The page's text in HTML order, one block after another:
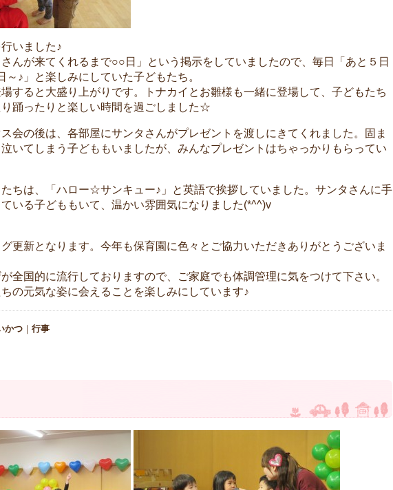
いました♪
んが来てくれるまで○○日」という掲示をしていましたので、毎日「あと５日
～♪」と楽しみにしていた子どもたち。
すると大盛り上がりです。トナカイとお雛様も一緒に登場して、子どもたち
踊ったりと楽しい時間を過ごしました☆
会の後は、各部屋にサンタさんがプレゼントを渡しにきてくれました。固ま
いてしまう子どももいましたが、みんなプレゼントはちゃっかりもらってい
ちは、「ハロー☆サンキュー♪」と英語で挨拶していました。サンタさんに手
いる子どももいて、温かい雰囲気になりました(*^^)v
更新となります。今年も保育園に色々とご協力いただきありがとうございま
全国的に流行しておりますので、ご家庭でも体調管理に気をつけて下さい。
の元気な姿に会えることを楽しみにしています♪
かつ ｜ 行事